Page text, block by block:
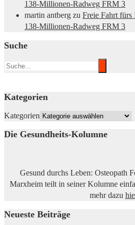
138-Millionen-Radweg FRM 3
martin antberg zu Freie Fahrt fürs
138-Millionen-Radweg FRM 3
Suche
Kategorien
Kategorien
Die Gesundheits-Kolumne
Gesund durchs Leben: Osteopath
Marxheim teilt in seiner Kolumne
mehr dazu
Neueste Beiträge